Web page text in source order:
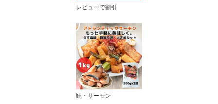
レビューで割引
鮭・サーモン